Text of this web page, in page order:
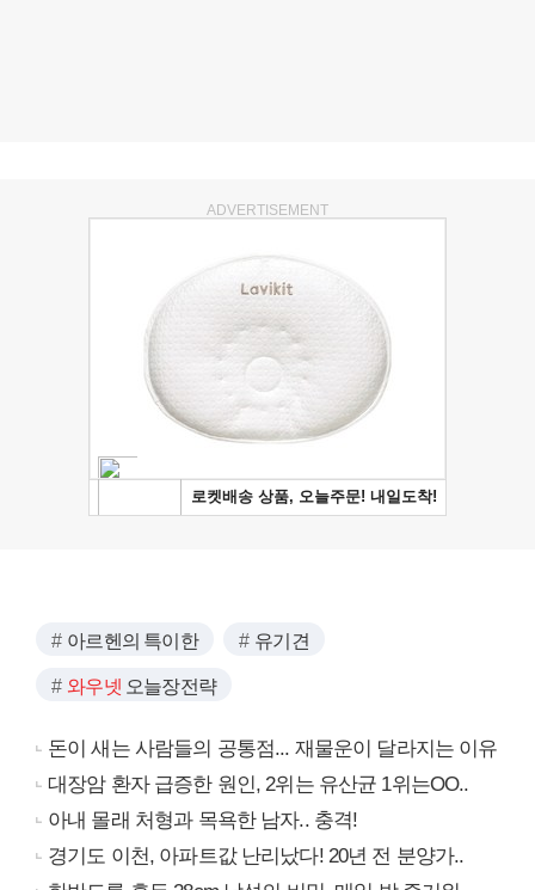
ADVERTISEMENT
아르헨의 특이한 유기견
와우넷 오늘장전략
돈이 새는 사람들의 공통점... 재물운이 달라지는 이유
대장암 환자 급증한 원인, 2위는 유산균 1위는OO..
아내 몰래 처형과 목욕한 남자.. 충격!
경기도 이천, 아파트값 난리났다! 20년 전 분양가..